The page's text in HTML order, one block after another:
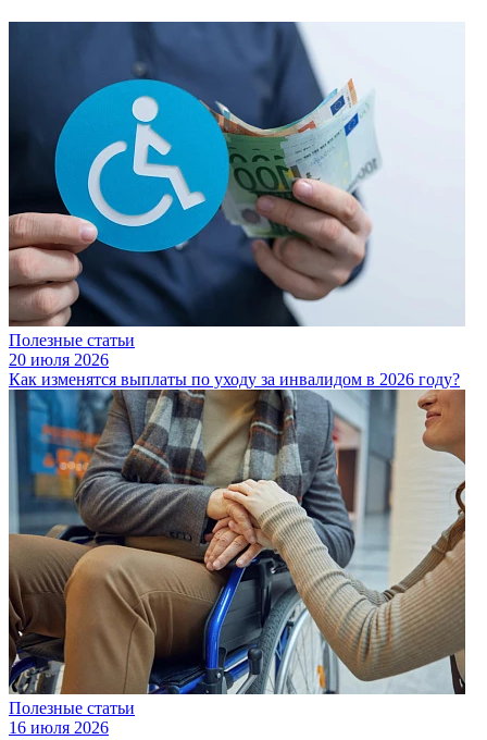
Полезные статьи
20 июля 2026
Как изменятся выплаты по уходу за инвалидом в 2026 году?
Полезные статьи
16 июля 2026